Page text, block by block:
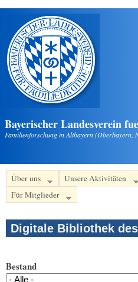
Direkt zum Inhalt
Bayerischer Landesverein
Familienforschung in Altbayern (Oberbayern,
Über uns Unsere Aktivitäten
Für Mitglieder
Digitale Bibliothek
Bestand